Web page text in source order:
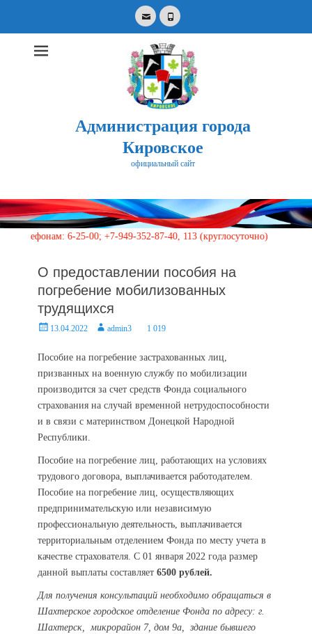
EmailPhone
Администрация города
Кировское
официальный сайт
for:
6-25-00; +7-949-352-87-40, 113 (круглосуточно)
О предоставлении пособия на
погребение мобилизованных
трудящихся
Posted13.04.2022 Authoradmin3 1 019
Пособие на погребение застрахованных лиц,
призванных на военную службу по мобилизации
производится за счет средств Фонда социального
страхования на случай временной нетрудоспособности
и в связи с материнством Донецкой Народной
Республики.
Пособие на погребение лиц, работающих на условиях
трудового договора, выплачивается работодателем.
Пособие на погребение лиц, осуществляющих
предпринимательскую или независимую
профессиональную деятельность, выплачивается
территориальным отделением Фонда по месту учета в
качестве страхователя. С 01 января 2022 года размер
данной выплаты составляет 6500 рублей.
Для получения консультаций необходимо обращаться в
Шахтерское городское отделение Фонда по адресу: г.
Шахтерск, микрорайон 7, дом 9а, здание бывшего